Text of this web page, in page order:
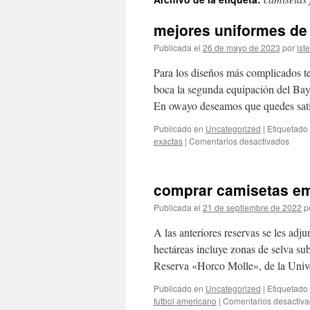
contenido
mejores uniformes
Publicada el 26 de mayo de 2023 por
Para los diseños más complicados
boca la segunda equipación del
En owayo deseamos que quedes
Publicado en Uncategorized | Etiquetado
exactas | Comentarios desactivadosen
futbol
2020
comprar camisetas
Publicada el 21 de septiembre de 2022
A las anteriores reservas se les
hectáreas incluye zonas de selva
Reserva «Horco Molle», de la
Publicado en Uncategorized | Etiquetado
futbol americano | Comentarios